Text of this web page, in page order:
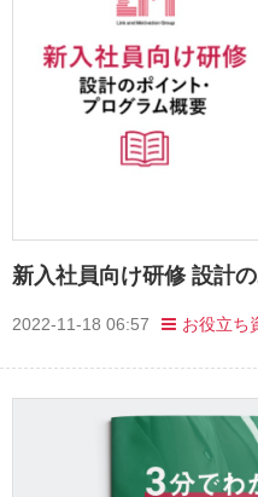
新入社員向け研修 設計
2022-11-18 06:57 お役立ち